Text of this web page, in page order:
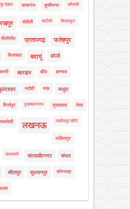
देहात कासगंज कुशीनगर कौशांबी
चंदौली चंदौसी चित्रकूट
पीलीभीत प्रतापगढ़ फतेहपुर
फैजाबाद बदायूं बरेली
बस्ती बहराइच बाँदा बागपत
भदोही मऊ मथुरा
मिर्जापुर मुजफ्फरनगर मुरादाबाद मेरठ
लखनऊ लखीमपुर खीरी
ललितपुर
श्रावस्ती संतकबीरनगर संभल
सीतापुर सुल्तानपुर सोनभद्र